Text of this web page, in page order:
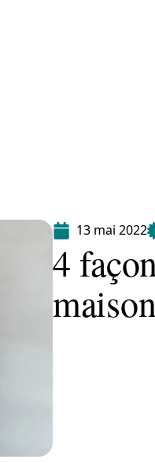
13 mai 2022
4